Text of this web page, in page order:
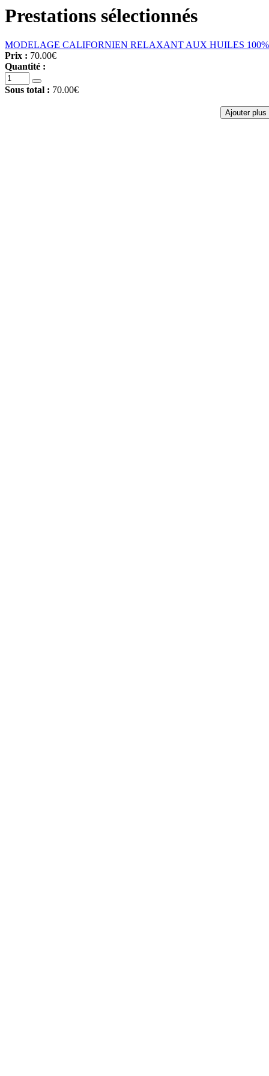
Prestations sélectionnés
MODELAGE CALIFORNIEN RELAXANT AUX HUILES
Prix : 70.00€
Quantité :
Sous total : 70.00€
Ajouter plus